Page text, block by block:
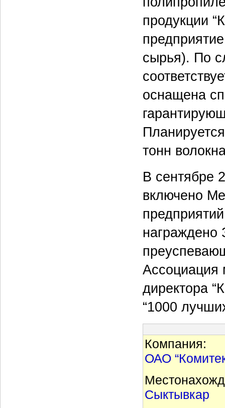
продукции
сырья). По
оснащена
тонн
В сентябре
включено
награждено
Ассоциация
директора
“1000
Компания:
ОАО
Сыктывкар